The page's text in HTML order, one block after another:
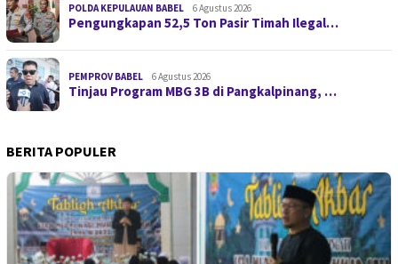
POLDA KEPULAUAN BABEL 6 Agustus 2026
Pengungkapan 52,5 Ton Pasir Timah Ilegal…
PEMPROV BABEL 6 Agustus 2026
Tinjau Program MBG 3B di Pangkalpinang, …
BERITA POPULER